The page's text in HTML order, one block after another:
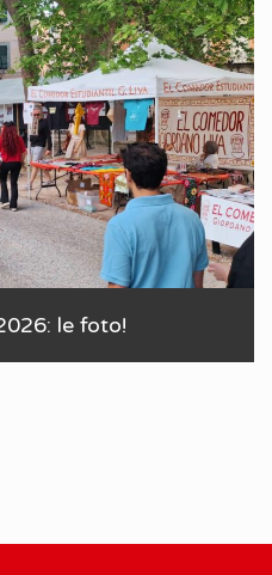
le foto!